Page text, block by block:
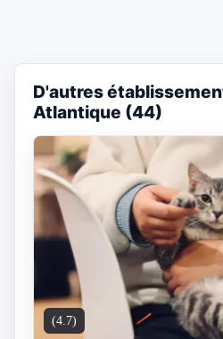
D'autres
Atlantique (44)
(4.7)